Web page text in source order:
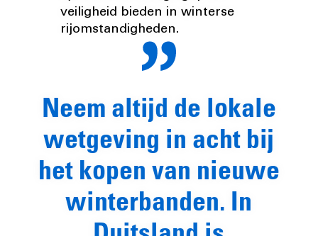
veiligheid bieden in winterse
rijomstandigheden.
Neem altijd de lokale
wetgeving in acht bij
het kopen van nieuwe
winterbanden. In